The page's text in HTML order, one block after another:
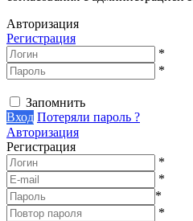
Авторизация
Регистрация
*
*
Запомнить
Вход Потеряли пароль ?
Авторизация
Регистрация
*
*
*
*